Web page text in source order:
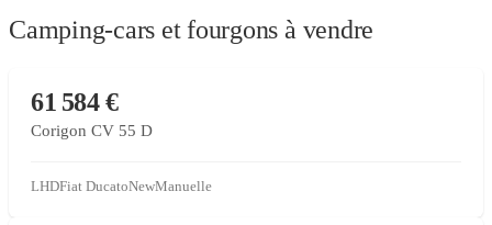
Camping-cars et fourgons à vendre
CONCESSIONNAIRE PARTENAIRE
61 584 €
Corigon CV 55 D
LHDFiat DucatoNewManuelle